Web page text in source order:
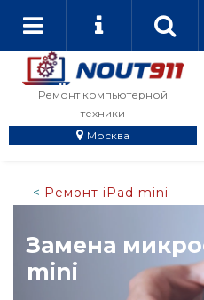
Ремонт компьютерной
техники
Москва
Ремонт iPad mini
Замена
mini